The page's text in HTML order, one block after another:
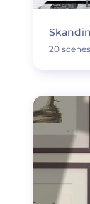
20 scenes